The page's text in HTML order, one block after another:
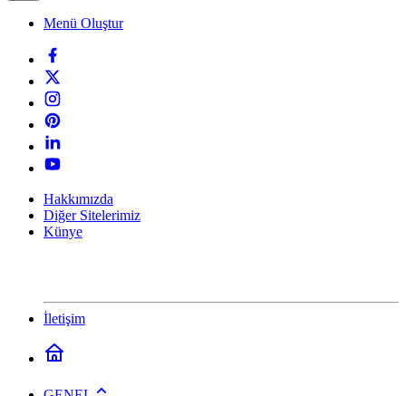
Menü Oluştur
Hakkımızda
Diğer Sitelerimiz
Künye
İletişim